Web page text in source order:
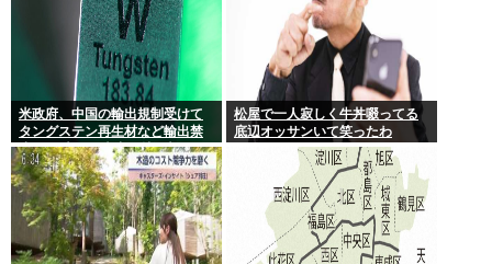
米政府、中国の輸出規制受けて
タングステン再生材など輸出禁
止へ 日本さん米中に挟み撃ちさ
れる形に
松屋で一人寂しく牛丼啜ってる
底辺オッサンいて笑ったわ